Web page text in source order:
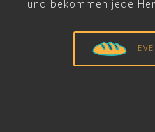
und bekommen jede